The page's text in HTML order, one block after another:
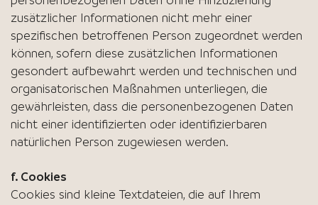
zusätzlicher Informationen nicht mehr einer
spezifischen betroffenen Person zugeordnet werden
können, sofern diese zusätzlichen Informationen
gesondert aufbewahrt werden und technischen und
organisatorischen Maßnahmen unterliegen, die
gewährleisten, dass die personenbezogenen Daten
nicht einer identifizierten oder identifizierbaren
natürlichen Person zugewiesen werden.
f. Cookies
Cookies sind kleine Textdateien, die auf Ihrem